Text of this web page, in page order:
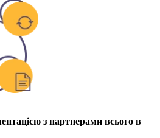
з партнерами всього в